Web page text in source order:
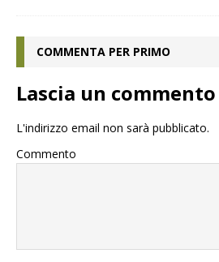
COMMENTA PER PRIMO
Lascia un commento
L'indirizzo email non sarà pubblicato.
Commento